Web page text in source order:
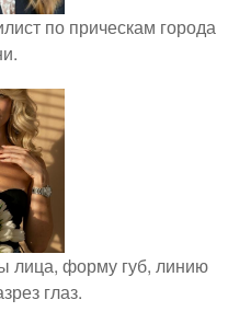
по прическам города
лица, форму губ, линию
глаз.